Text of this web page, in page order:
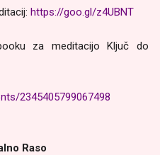
https://goo.gl/z4UBNT
za meditacijo Ključ do
2345405799067498
Raso